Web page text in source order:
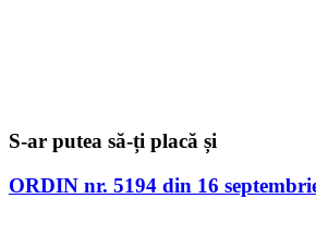
S-ar putea să-ți placă și
ORDIN nr. 5194 din 16